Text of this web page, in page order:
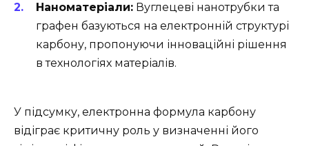
Наноматеріали: Вуглецеві нанотрубки та
графен базуються на електронній структурі
карбону, пропонуючи інноваційні рішення
в технологіях матеріалів.
У підсумку, електронна формула карбону
відіграє критичну роль у визначенні його